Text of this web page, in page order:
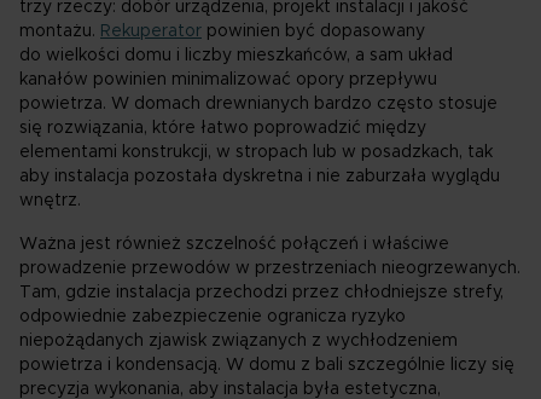
trzy rzeczy: dobór urządzenia, projekt instalacji i jakość
montażu. Rekuperator powinien być dopasowany
do wielkości domu i liczby mieszkańców, a sam układ
kanałów powinien minimalizować opory przepływu
powietrza. W domach drewnianych bardzo często stosuje
się rozwiązania, które łatwo poprowadzić między
elementami konstrukcji, w stropach lub w posadzkach, tak
aby instalacja pozostała dyskretna i nie zaburzała wyglądu
wnętrz.
Ważna jest również szczelność połączeń i właściwe
prowadzenie przewodów w przestrzeniach nieogrzewanych.
Tam, gdzie instalacja przechodzi przez chłodniejsze strefy,
odpowiednie zabezpieczenie ogranicza ryzyko
niepożądanych zjawisk związanych z wychłodzeniem
powietrza i kondensacją. W domu z bali szczególnie liczy się
precyzja wykonania, aby instalacja była estetyczna,